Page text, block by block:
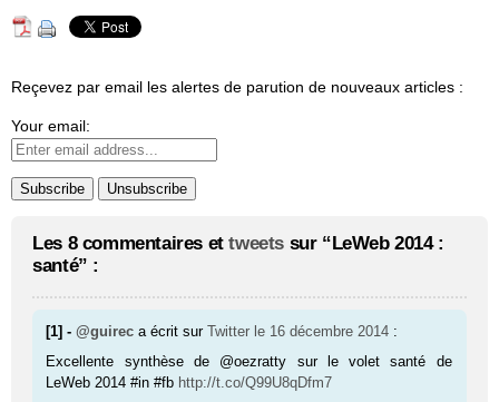
Reçevez par email les alertes de parution de nouveaux articles :
Your email:
Les 8 commentaires ettweets sur “LeWeb 2014 :
santé” :
[1] -@guirec a écrit surTwitter le 16 décembre 2014 :
Excellente synthèse de @oezratty sur le volet santé de
LeWeb 2014 #in #fb http://t.co/Q99U8qDfm7